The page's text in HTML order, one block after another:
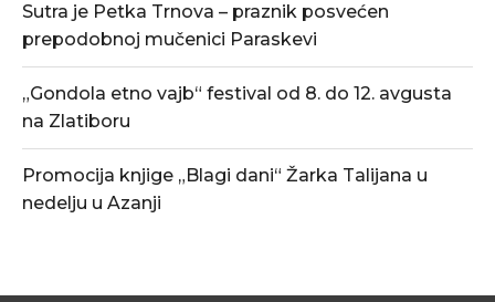
Sutra je Petka Trnova – praznik posvećen
prepodobnoj mučenici Paraskevi
„Gondola etno vajb“ festival od 8. do 12. avgusta
na Zlatiboru
Promocija knjige „Blagi dani“ Žarka Talijana u
nedelju u Azanji